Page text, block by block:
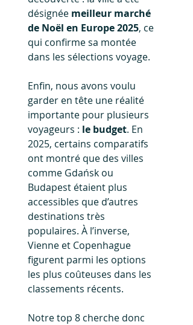
désignée meilleur marché
de Noël en Europe 2025, ce
qui confirme sa montée
dans les sélections voyage.
Enfin, nous avons voulu
garder en tête une réalité
importante pour plusieurs
voyageurs : le budget. En
2025, certains comparatifs
ont montré que des villes
comme Gdańsk ou
Budapest étaient plus
accessibles que d’autres
destinations très
populaires. À l’inverse,
Vienne et Copenhague
figurent parmi les options
les plus coûteuses dans les
classements récents.
Notre top 8 cherche donc